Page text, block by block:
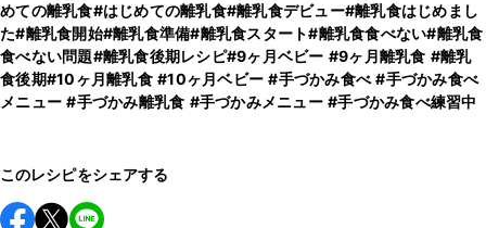
めての離乳食#はじめての離乳食#離乳食デビュー#離乳食はじめまし
た#離乳食開始#離乳食準備#離乳食スタート#離乳食食べない#離乳食
食べない問題#離乳食後期レシピ#9ヶ月ベビー #9ヶ月離乳食 #離乳
食後期#10ヶ月離乳食 #10ヶ月ベビー #手づかみ食べ #手づかみ食べ
メニュー #手づかみ離乳食 #手づかみメニュー #手づかみ食べ練習中
このレシピをシェアする